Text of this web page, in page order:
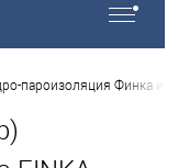
пароизоляция Финка и